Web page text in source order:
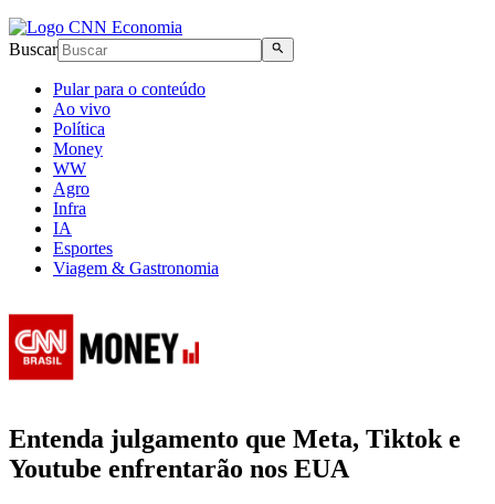
Buscar
Pular para o conteúdo
Ao vivo
Política
Money
WW
Agro
Infra
IA
Esportes
Viagem & Gastronomia
Entenda julgamento que Meta, Tiktok e
Youtube enfrentarão nos EUA